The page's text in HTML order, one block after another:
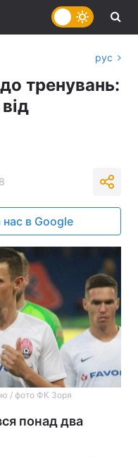
рус
тренувань:
нас в Google
/ фото ФК Зоря
понад два